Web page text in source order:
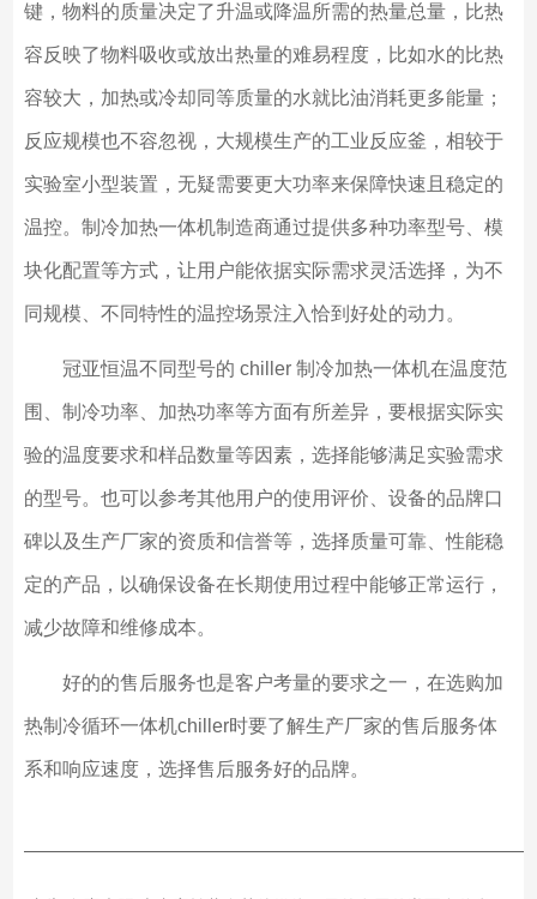
键，物料的质量决定了升温或降温所需的热量总量，比热
容反映了物料吸收或放出热量的难易程度，比如水的比热
容较大，加热或冷却同等质量的水就比油消耗更多能量；
反应规模也不容忽视，大规模生产的工业反应釜，相较于
实验室小型装置，无疑需要更大功率来保障快速且稳定的
温控。制冷加热一体机制造商通过提供多种功率型号、模
块化配置等方式，让用户能依据实际需求灵活选择，为不
同规模、不同特性的温控场景注入恰到好处的动力。
冠亚恒温不同型号的 chiller 制冷加热一体机在温度范
围、制冷功率、加热功率等方面有所差异，要根据实际实
验的温度要求和样品数量等因素，选择能够满足实验需求
的型号。也可以参考其他用户的使用评价、设备的品牌口
碑以及生产厂家的资质和信誉等，选择质量可靠、性能稳
定的产品，以确保设备在长期使用过程中能够正常运行，
减少故障和维修成本。
好的的售后服务也是客户考量的要求之一，在选购加
热制冷循环一体机chiller时要了解生产厂家的售后服务体
系和响应速度，选择售后服务好的品牌。